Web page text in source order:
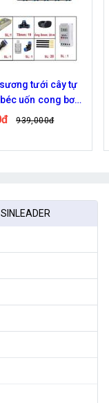
tưới cây tự
uốn cong bơm
939,000đ